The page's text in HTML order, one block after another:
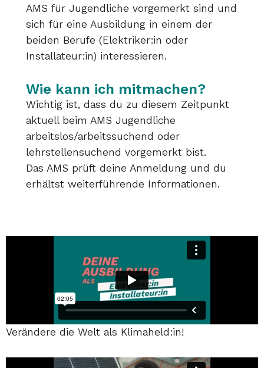
AMS für Jugendliche vorgemerkt sind und
sich für eine Ausbildung in einem der
beiden Berufe (Elektriker:in oder
Installateur:in) interessieren.
Wie kann ich mitmachen?
Wichtig ist, dass du zu diesem Zeitpunkt
aktuell beim AMS Jugendliche
arbeitslos/arbeitssuchend oder
lehrstellensuchend vorgemerkt bist.
Das AMS prüft deine Anmeldung und du
erhältst weiterführende Informationen.
Verändere die Welt als Klimaheld:in!